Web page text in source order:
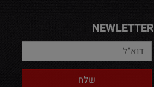
NEWLETTER